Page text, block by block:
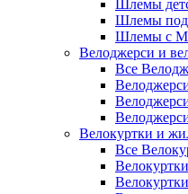
Шлемы
Шлемы
Шлемы с
Велоджерси и
Все
Велокуртки и
Все